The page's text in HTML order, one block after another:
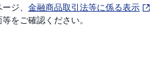
ジ、 金融商品取引法等に係る表示
をご確認ください。